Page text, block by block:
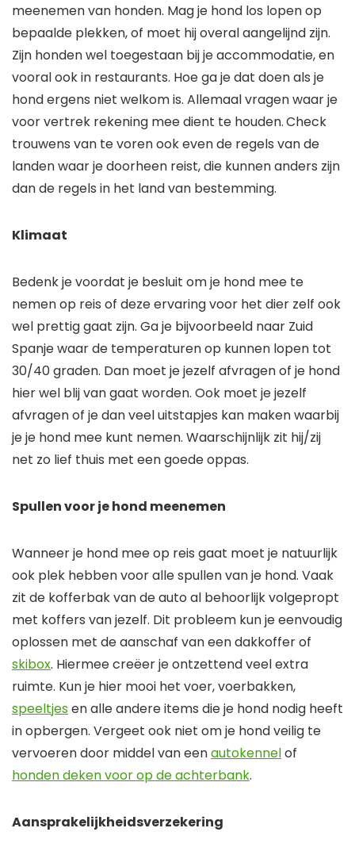
meenemen van honden. Mag je hond los lopen op
bepaalde plekken, of moet hij overal aangelijnd zijn.
Zijn honden wel toegestaan bij je accommodatie, en
vooral ook in restaurants. Hoe ga je dat doen als je
hond ergens niet welkom is. Allemaal vragen waar je
voor vertrek rekening mee dient te houden.Check
trouwens van te voren ook even de regels van de
landen waar je doorheen reist, die kunnen anders zijn
dan de regels in het land van bestemming.
Klimaat
Bedenk je voordat je besluit om je hond mee te
nemen op reis of deze ervaring voor het dier zelf ook
wel prettig gaat zijn. Ga je bijvoorbeeld naar Zuid
Spanje waar de temperaturen op kunnen lopen tot
30/40 graden. Dan moet je jezelf afvragen of je hond
hier wel blij van gaat worden. Ook moet je jezelf
afvragen of je dan veel uitstapjes kan maken waarbij
je je hond mee kunt nemen. Waarschijnlijk zit hij/zij
net zo lief thuis met een goede oppas.
Spullen voor je hond meenemen
Wanneer je hond mee op reis gaat moet je natuurlijk
ook plek hebben voor alle spullen van je hond. Vaak
zit de kofferbak van de auto al behoorlijk volgepropt
met koffers van jezelf. Dit probleem kun je eenvoudig
oplossen met de aanschaf van een dakkoffer of
skibox. Hiermee creëer je ontzettend veel extra
ruimte. Kun je hier mooi het voer, voerbakken,
speeltjesen alle andere items die je hond nodig heeft
in opbergen. Vergeet ook niet om je hond veilig te
vervoeren door middel van eenautokennelof
honden deken voor op de achterbank.
Aansprakelijkheidsverzekering